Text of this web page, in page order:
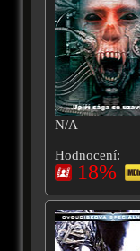
N/A
Hodnocení:
18%